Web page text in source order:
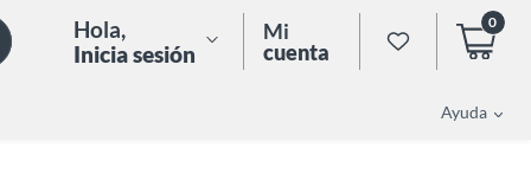
Hola,
Inicia sesión
Mi
cuenta
0
Ayuda